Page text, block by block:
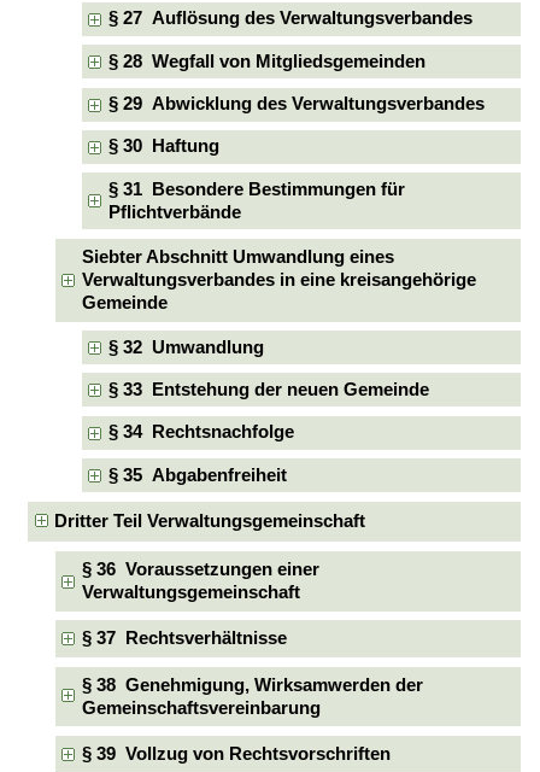
§ 27 Auflösung des Verwaltungsverbandes
§ 28 Wegfall von Mitgliedsgemeinden
§ 29 Abwicklung des Verwaltungsverbandes
§ 30 Haftung
§ 31 Besondere Bestimmungen für
Pflichtverbände
Siebter Abschnitt Umwandlung eines
Verwaltungsverbandes in eine kreisangehörige
Gemeinde
§ 32 Umwandlung
§ 33 Entstehung der neuen Gemeinde
§ 34 Rechtsnachfolge
§ 35 Abgabenfreiheit
Dritter Teil Verwaltungsgemeinschaft
§ 36 Voraussetzungen einer
Verwaltungsgemeinschaft
§ 37 Rechtsverhältnisse
§ 38 Genehmigung, Wirksamwerden der
Gemeinschaftsvereinbarung
§ 39 Vollzug von Rechtsvorschriften